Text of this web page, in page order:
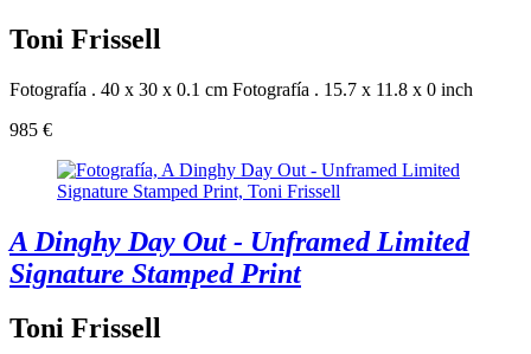
Toni Frissell
Fotografía . 40 x 30 x 0.1 cm Fotografía . 15.7 x 11.8 x 0 inch
985 €
A Dinghy Day Out - Unframed Limited
Signature Stamped Print
Toni Frissell